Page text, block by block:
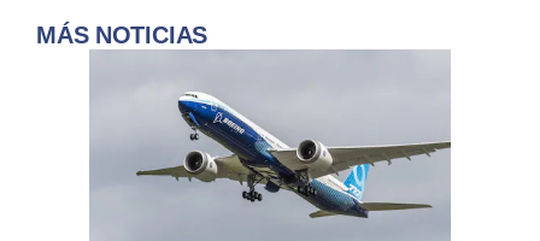
MÁS NOTICIAS